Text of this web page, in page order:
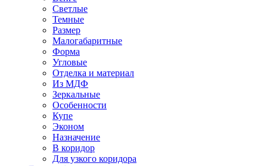
Светлые
Темные
Размер
Малогабаритные
Форма
Угловые
Отделка и материал
Из МДФ
Зеркальные
Особенности
Купе
Эконом
Назначение
В коридор
Для узкого коридора